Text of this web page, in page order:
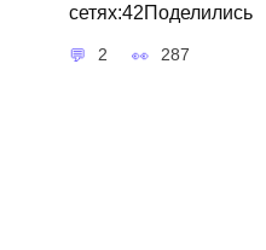
сетях:42Поделились
2 287